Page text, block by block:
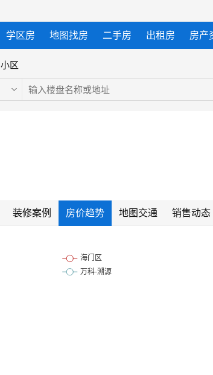
学区房 地图找房 二手房 出租房 房产
小区
装修案例 房价趋势 地图交通 销售动态